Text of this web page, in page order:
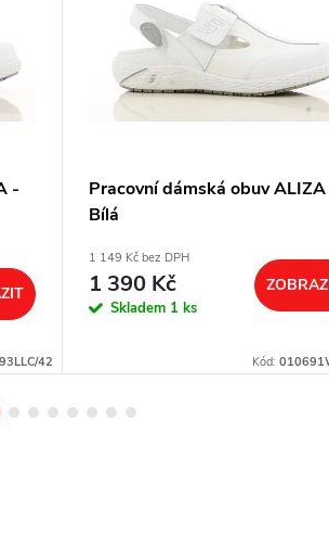
-
42
Pracovní dámská obuv
Bílá
1 149 Kč bez DPH
1 390 Kč
Skladem 1 ks
Kód: